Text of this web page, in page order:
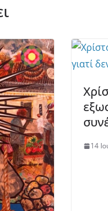
14